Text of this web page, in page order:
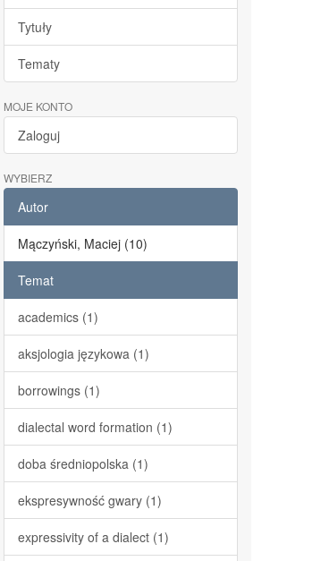
Tytuły
Tematy
MOJE KONTO
Zaloguj
WYBIERZ
Autor
Mączyński, Maciej (10)
Temat
academics (1)
aksjologia językowa (1)
borrowings (1)
dialectal word formation (1)
doba średniopolska (1)
ekspresywność gwary (1)
expressivity of a dialect (1)